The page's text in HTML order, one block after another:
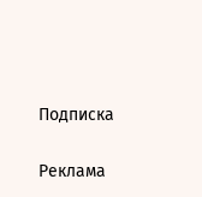
Подписка
Реклама